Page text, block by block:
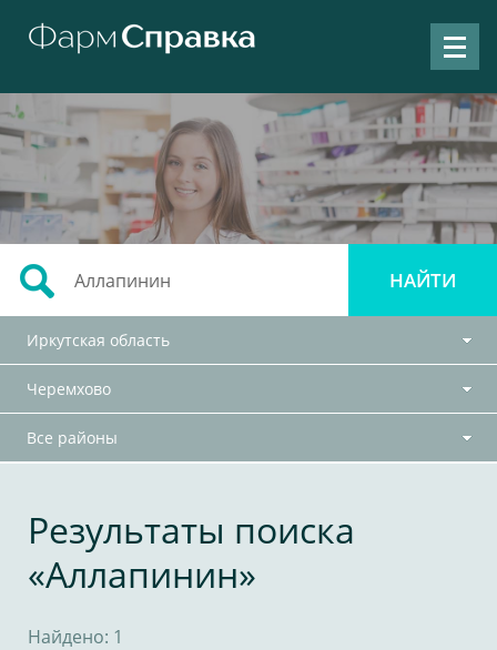
Иркутская область
Черемхово
Все районы
Результаты поиска
«Аллапинин»
Найдено: 1